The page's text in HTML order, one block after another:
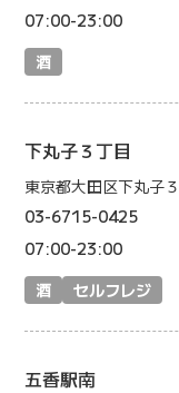
07:00-23:00
酒
下丸子３丁目
東京都大田区下丸子
03-6715-0425
07:00-23:00
酒
セルフレジ
五香駅南